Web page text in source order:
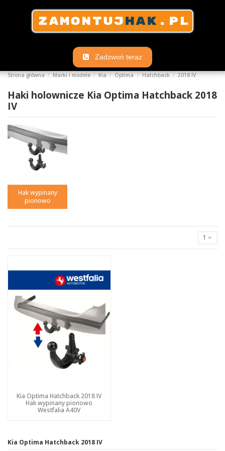
Zadzwoń teraz
Strona główna Marki i modele Kia Optima Hatchback 2018 IV
Haki holownicze Kia Optima Hatchback 2018
IV
Hak wypinany
pionowo
1
Kia Optima Hatchback 2018 IV
Hak wypinany pionowo
Westfalia A40V
Kia Optima Hatchback 2018 IV